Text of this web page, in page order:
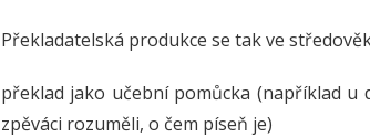
Překladatelská produkce se tak ve
překlad jako učební pomůcka (například
zpěváci rozuměli, o čem píseň je)